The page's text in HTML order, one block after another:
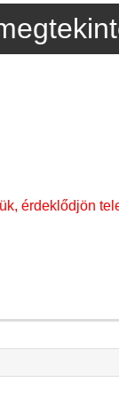
érdeklődjön